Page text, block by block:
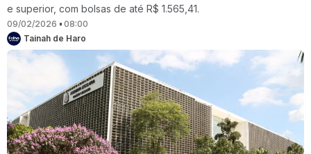
e superior, com bolsas de até R$ 1.565,41.
09/02/2026
08:00
Tainah de Haro